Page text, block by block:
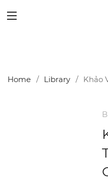
/home/namthi/web/
Home Library Khảo Về Tiểu Thuyết